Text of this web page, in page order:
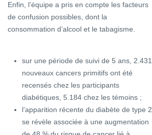
Enfin, l’équipe a pris en compte les facteurs
de confusion possibles, dont la
consommation d’alcool et le tabagisme.
sur une période de suivi de 5 ans, 2.431
nouveaux cancers primitifs ont été
recensés chez les participants
diabétiques, 5.184 chez les témoins ;
l’apparition récente du diabète de type 2
se révèle associée à une augmentation